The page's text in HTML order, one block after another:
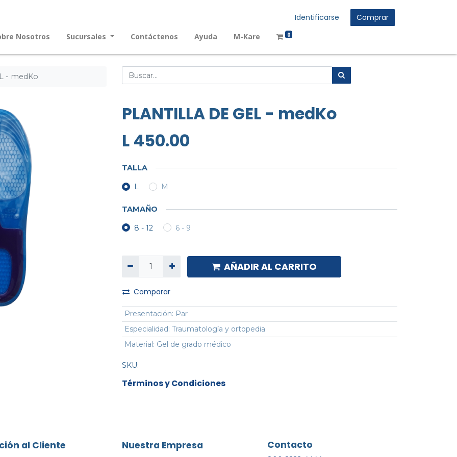
Identificarse Comprar
Nosotros Sucursales Contáctenos Ayuda M-Kare 0
- medKo
PLANTILLA DE GEL - medKo
L 450.00
TALLA
L M
TAMAÑO
8 - 12 6 - 9
AÑADIR AL CARRITO
Comparar
Presentación: Par
Especialidad: Traumatología y ortopedia
Material: Gel de grado médico
SKU:
Términos y Condiciones
al Cliente Nuestra Empresa Contacto